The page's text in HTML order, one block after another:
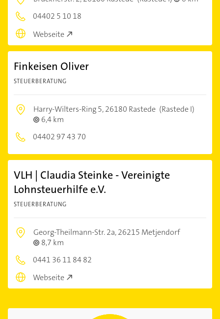
04402 5 10 18
Webseite
Finkeisen Oliver
STEUERBERATUNG
Harry-Wilters-Ring 5,26180 Rastede (Rastede I)
6,4 km
04402 97 43 70
VLH | Claudia Steinke - Vereinigte
Lohnsteuerhilfe e.V.
STEUERBERATUNG
Georg-Theilmann-Str. 2a,26215 Metjendorf
8,7 km
0441 36 11 84 82
Webseite